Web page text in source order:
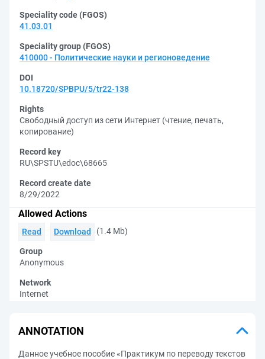
Speciality code (FGOS)
41.03.01
Speciality group (FGOS)
410000 - Политические науки и регионоведение
DOI
10.18720/SPBPU/5/tr22-138
Rights
Свободный доступ из сети Интернет (чтение, печать,
копирование)
Record key
RU\SPSTU\edoc\68665
Record create date
8/29/2022
Allowed Actions
Read Download (1.4 Mb)
Group
Anonymous
Network
Internet
ANNOTATION
Данное учебное пособие «Практикум по переводу текстов